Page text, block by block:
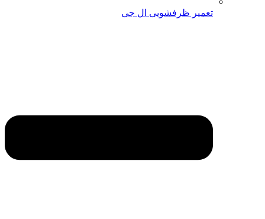
تعمیر ظرفشویی ال جی